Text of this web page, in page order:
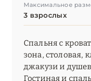
Максимальное
3 взрослых
Спальня с
зона, столовая,
джакузи и
Гостиная и